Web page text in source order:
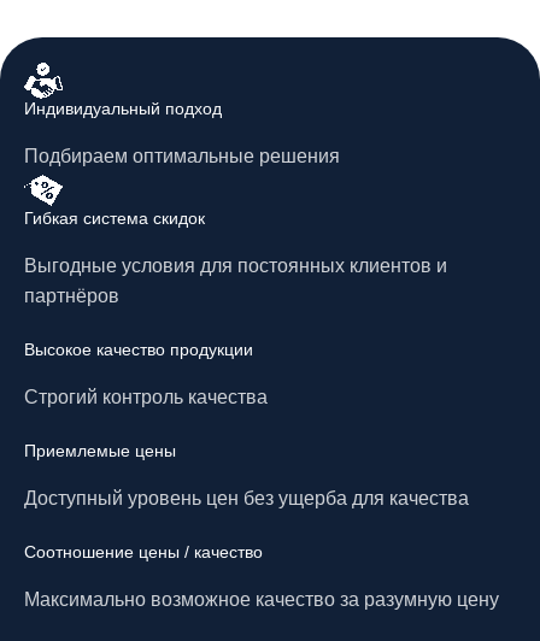
Индивидуальный подход
Подбираем оптимальные решения
Гибкая система скидок
Выгодные условия для постоянных клиентов и
партнёров
Высокое качество продукции
Строгий контроль качества
Приемлемые цены
Доступный уровень цен без ущерба для качества
Соотношение цены / качество
Максимально возможное качество за разумную цену